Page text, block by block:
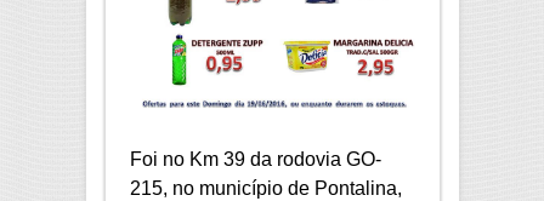
Foi no Km 39 da rodovia GO-
215, no município de Pontalina,